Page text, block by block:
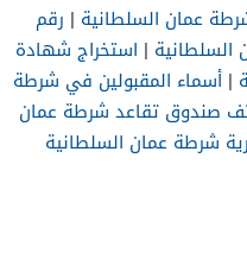
عمان السلطانية | رقم
السلطانية | استخراج شهادة
| أسماء المقبولين في شرطة
صندوق تقاعد شرطة عمان
شرطة عمان السلطانية